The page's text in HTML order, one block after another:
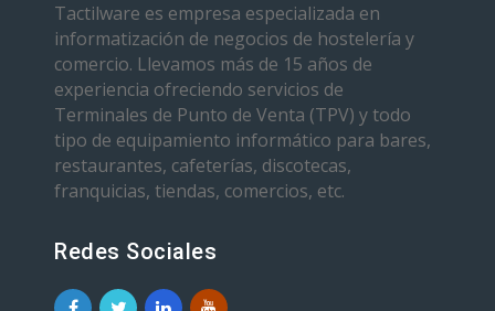
Tactilware es empresa especializada en
informatización de negocios de hostelería y
comercio. Llevamos más de 15 años de
experiencia ofreciendo servicios de
Terminales de Punto de Venta (TPV) y todo
tipo de equipamiento informático para bares,
restaurantes, cafeterías, discotecas,
franquicias, tiendas, comercios, etc.
Redes Sociales